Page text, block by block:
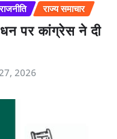
राजनीति राज्य समाचार
पर कांग्रेस ने दी
2026